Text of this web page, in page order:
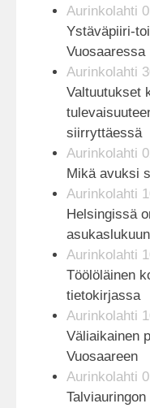
Aurinkolahti
Ystäväpiiri-
Vuosaaressa
Aurinkolahti
Valtuutukset
siirryttäessä
Aurinkolahti
Mikä avuksi
Aurinkolahti
Helsingissä
Aurinkolahti
Töölöläinen
tietokirjassa
Aurinkolahti
Väliaikainen
Vuosaareen
Aurinkolahti